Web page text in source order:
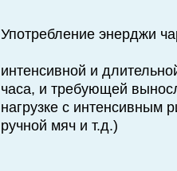
Употребление энерджи
интенсивной и
часа, и требующей
нагрузке с интенсивным
ручной мяч и т.д.)